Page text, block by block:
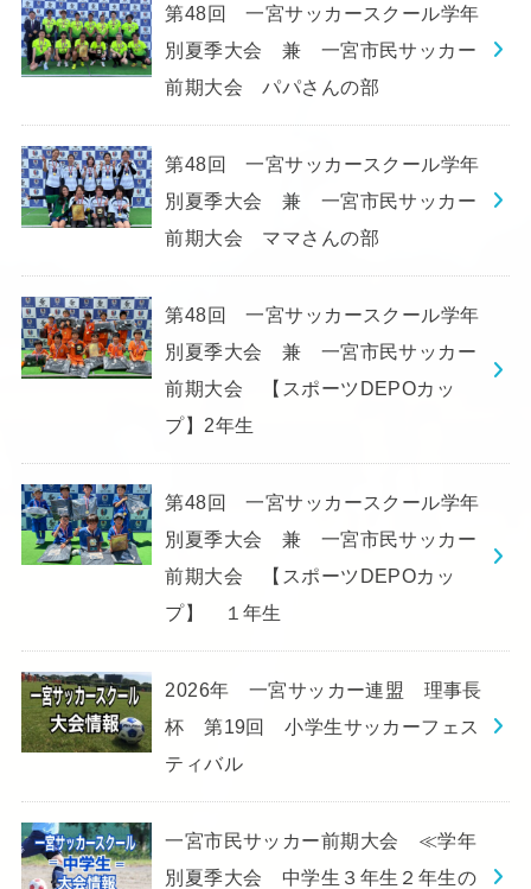
第48回 一宮サッカースクール学年
別夏季大会 兼 一宮市民サッカー
前期大会 パパさんの部
第48回 一宮サッカースクール学年
別夏季大会 兼 一宮市民サッカー
前期大会 ママさんの部
第48回 一宮サッカースクール学年
別夏季大会 兼 一宮市民サッカー
前期大会 【スポーツDEPOカッ
プ】2年生
第48回 一宮サッカースクール学年
別夏季大会 兼 一宮市民サッカー
前期大会 【スポーツDEPOカッ
プ】 １年生
2026年 一宮サッカー連盟 理事長
杯 第19回 小学生サッカーフェス
ティバル
一宮市民サッカー前期大会 ≪学年
別夏季大会 中学生３年生２年生の